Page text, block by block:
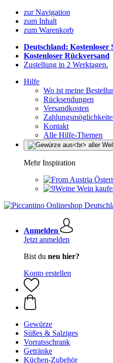
zur Navigation
zum Inhalt
zum Warenkorb
Deutschland: Kostenloser
Kostenloser Rückversand
Zustellung in 2 Werktagen.
Hilfe
Wo ist meine
Rücksendungen
Versandkosten
Kontakt
Alle Hilfe-Themen
Mehr Inspiration
Wein
Anmelden
Jetzt anmelden
Bist du neu hier?
Konto erstellen
Gewürze
Süßes & Salziges
Vorratsschrank
Getränke
Küchen-Zubehör